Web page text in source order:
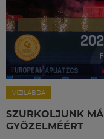
VÍZILABDA
SZURKOLJUNK
GYŐZELMÉÉRT
FM YouTube +
Hírek
Labdarúgás